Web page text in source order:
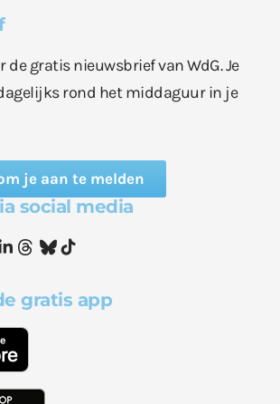
de gratis nieuwsbrief van WdG. Je
rond het middaguur in je
je aan te melden
social media
gratis app